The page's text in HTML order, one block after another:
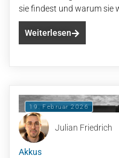
sie findest und warum sie
Weiterlesen
19. Februar 2026
Julian Friedrich
Akkus